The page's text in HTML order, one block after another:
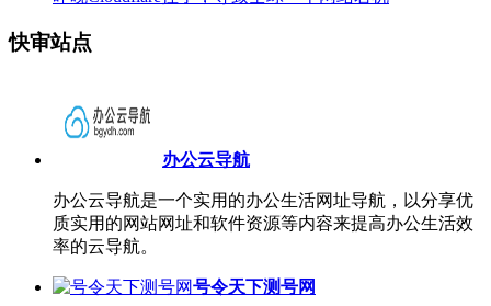
快审站点
办公云导航
办公云导航是一个实用的办公生活网址导航，以分享优
质实用的网站网址和软件资源等内容来提高办公生活效
率的云导航。
号令天下测号网